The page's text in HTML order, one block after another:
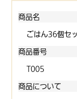
商品名
ごはん36個セ
商品番号
T005
商品について